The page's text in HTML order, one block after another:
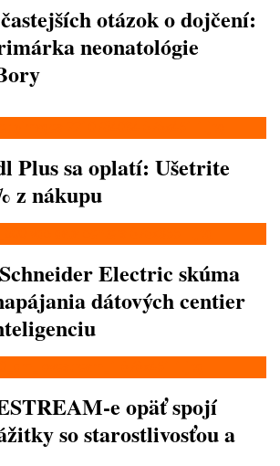
otázok o dojčení:
neonatológie
Plus sa oplatí: Ušetrite
z nákupu
Electric skúma
dátových centier
e opäť spojí
so starostlivosťou a